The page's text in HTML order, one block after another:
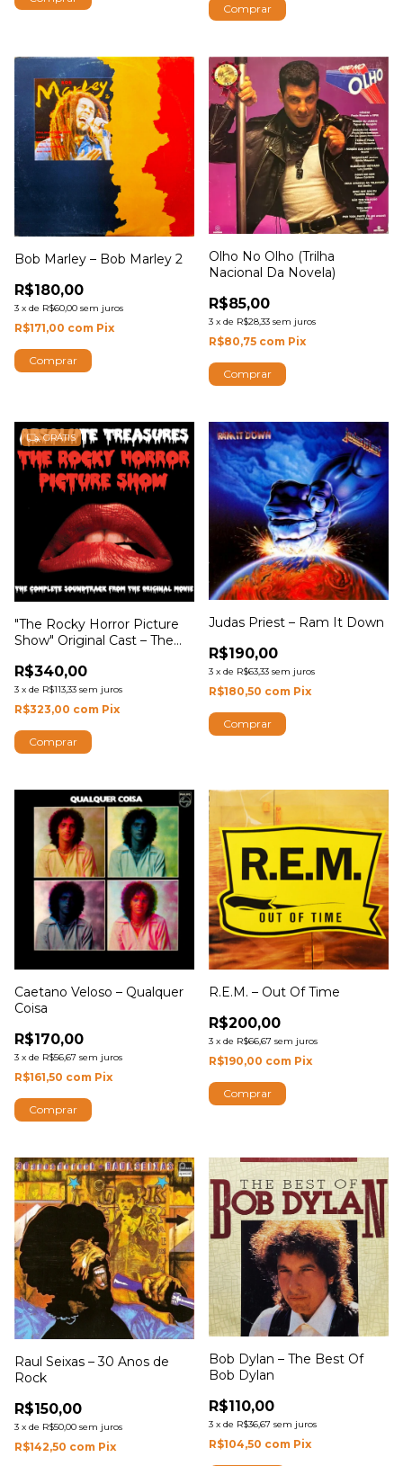
Bob Marley – Bob Marley 2
R$180,00
3 x de R$60,00 sem juros
R$171,00 com Pix
Olho No Olho (Trilha
Nacional Da Novela)
R$85,00
3 x de R$28,33 sem juros
R$80,75 com Pix
GRÁTIS
"The Rocky Horror Picture
Show" Original Cast – The
Absolute Treasures (The
Complete Soundtrack From
The Original Movie)
R$340,00
3 x de R$113,33 sem juros
R$323,00 com Pix
Judas Priest – Ram It Down
R$190,00
3 x de R$63,33 sem juros
R$180,50 com Pix
Caetano Veloso – Qualquer
Coisa
R$170,00
3 x de R$56,67 sem juros
R$161,50 com Pix
R.E.M. – Out Of Time
R$200,00
3 x de R$66,67 sem juros
R$190,00 com Pix
Raul Seixas – 30 Anos de
Rock
R$150,00
3 x de R$50,00 sem juros
R$142,50 com Pix
Bob Dylan – The Best Of
Bob Dylan
R$110,00
3 x de R$36,67 sem juros
R$104,50 com Pix